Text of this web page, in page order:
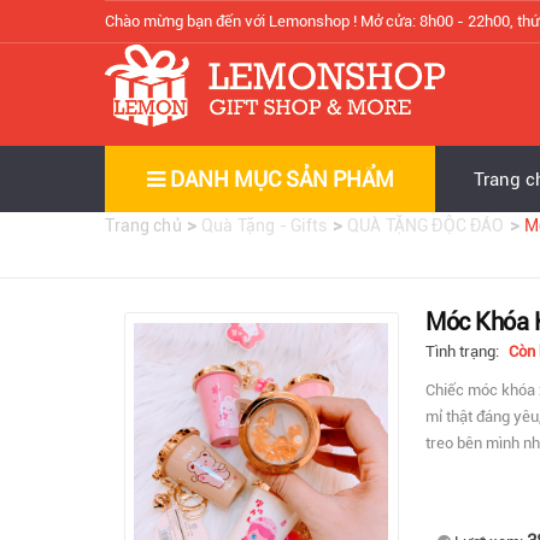
Chào mừng bạn đến với Lemonshop ! Mở cửa: 8h00 - 22h00,
DANH MỤC SẢN PHẨM Trang
Trang chủ > Quà Tặng - Gifts > QUÀ TẶNG ĐỘC ĐÁO >
Móc Khóa
Tình trạng: Còn
Chiếc móc
mỉ thật đáng
treo bên mình